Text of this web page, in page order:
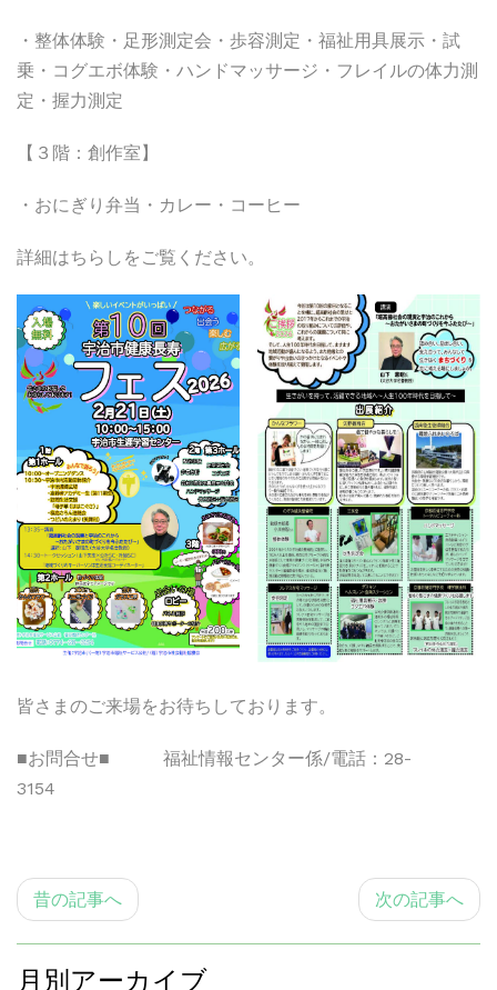
・整体体験・足形測定会・歩容測定・福祉用具展示・試
乗・コグエボ体験・ハンドマッサージ・フレイルの体力測
定・握力測定
【３階：創作室】
・おにぎり弁当・カレー・コーヒー
詳細はちらしをご覧ください。
皆さまのご来場をお待ちしております。
■お問合せ■ 福祉情報センター係/電話：28-
3154
昔の記事へ 次の記事へ
月別アーカイブ